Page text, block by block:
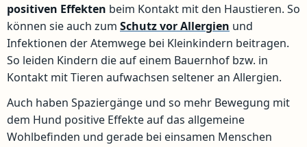
positiven Effekten beim Kontakt mit den Haustieren. So
können sie auch zum Schutz vor Allergien und
Infektionen der Atemwege bei Kleinkindern beitragen.
So leiden Kindern die auf einem Bauernhof bzw. in
Kontakt mit Tieren aufwachsen seltener an Allergien.
Auch haben Spaziergänge und so mehr Bewegung mit
dem Hund positive Effekte auf das allgemeine
Wohlbefinden und gerade bei einsamen Menschen